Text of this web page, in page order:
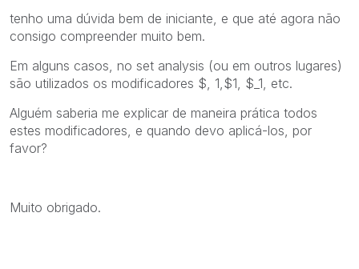
tenho uma dúvida bem de iniciante, e que até agora não
consigo compreender muito bem.
Em alguns casos, no set analysis (ou em outros lugares)
são utilizados os modificadores $, 1,$1, $_1, etc.
Alguém saberia me explicar de maneira prática todos
estes modificadores, e quando devo aplicá-los, por
favor?
Muito obrigado.